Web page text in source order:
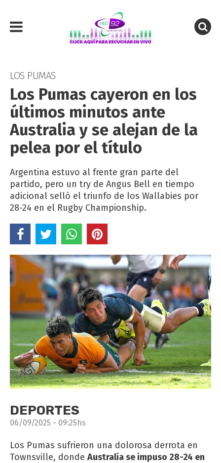
LOS PUMAS
Los Pumas cayeron en los
últimos minutos ante
Australia y se alejan de la
pelea por el título
Argentina estuvo al frente gran parte del
partido, pero un try de Angus Bell en tiempo
adicional selló el triunfo de los Wallabies por
28-24 en el Rugby Championship.
DEPORTES
06/09/2025 - 09:25hs
Los Pumas sufrieron una dolorosa derrota en
Townsville, donde Australia se impuso 28-24 en